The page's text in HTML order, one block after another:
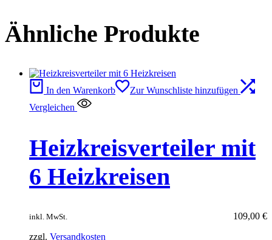
Ähnliche Produkte
In den Warenkorb
Zur Wunschliste hinzufügen
Vergleichen
Heizkreisverteiler mit
6 Heizkreisen
109,00 €
inkl. MwSt.
zzgl. Versandkosten